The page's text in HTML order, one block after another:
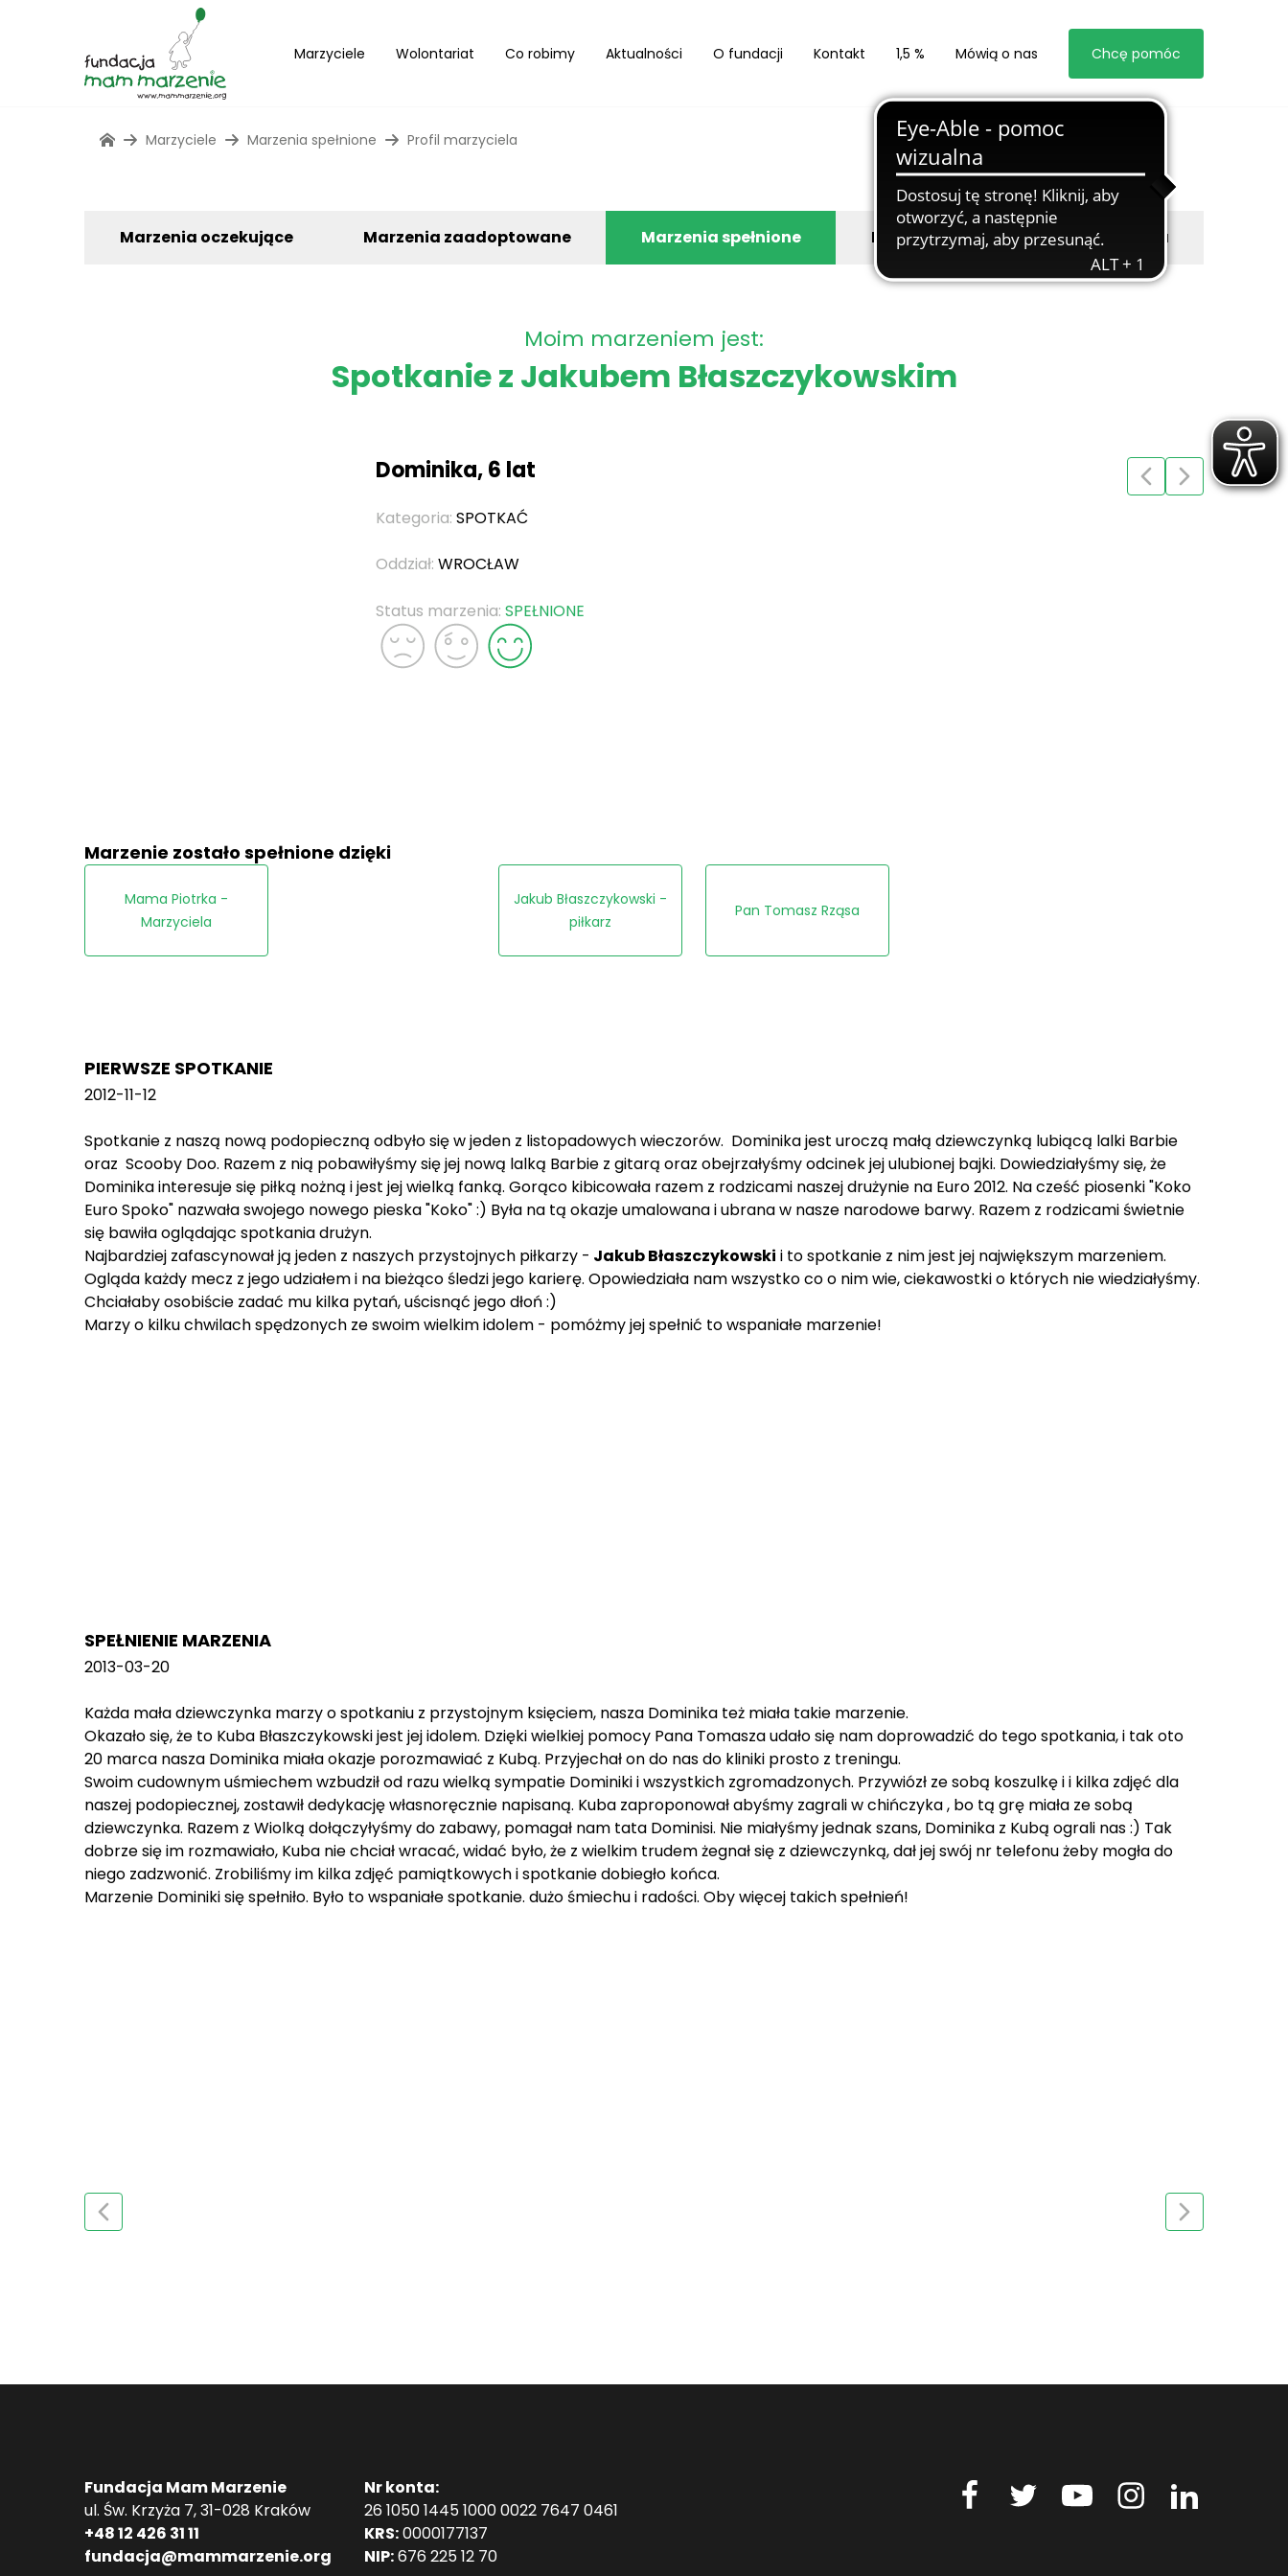
Marzyciele Wolontariat Co robimy Aktualności O fundacji Kontakt 1,5 % Mówią o nas Chcę pomóc
Marzyciele Marzenia spełnione Profil marzyciela
Marzenia oczekujące Marzenia zaadoptowane Marzenia spełnione Byli z nami Zgłoś marzyciela
Moim marzeniem jest:
Spotkanie z Jakubem Błaszczykowskim
Dominika, 6 lat
Kategoria: SPOTKAĆ
Oddział: WROCŁAW
Status marzenia: SPEŁNIONE
Marzenie zostało spełnione dzięki
Mama Piotrka -
Marzyciela
Jakub Błaszczykowski -
piłkarz
Pan Tomasz Rząsa
PIERWSZE SPOTKANIE
2012-11-12
Spotkanie z naszą nową podopieczną odbyło się w jeden z listopadowych wieczorów. Dominika jest uroczą małą dziewczynką lubiącą lalki Barbie
oraz Scooby Doo. Razem z nią pobawiłyśmy się jej nową lalką Barbie z gitarą oraz obejrzałyśmy odcinek jej ulubionej bajki. Dowiedziałyśmy się, że
Dominika interesuje się piłką nożną i jest jej wielką fanką. Gorąco kibicowała razem z rodzicami naszej drużynie na Euro 2012. Na cześć piosenki "Koko
Euro Spoko" nazwała swojego nowego pieska "Koko" :) Była na tą okazje umalowana i ubrana w nasze narodowe barwy. Razem z rodzicami świetnie
się bawiła oglądając spotkania drużyn.
Najbardziej zafascynował ją jeden z naszych przystojnych piłkarzy - Jakub Błaszczykowski i to spotkanie z nim jest jej największym marzeniem.
Ogląda każdy mecz z jego udziałem i na bieżąco śledzi jego karierę. Opowiedziała nam wszystko co o nim wie, ciekawostki o których nie wiedziałyśmy.
Chciałaby osobiście zadać mu kilka pytań, uścisnąć jego dłoń :)
Marzy o kilku chwilach spędzonych ze swoim wielkim idolem - pomóżmy jej spełnić to wspaniałe marzenie!
SPEŁNIENIE MARZENIA
2013-03-20
Każda mała dziewczynka marzy o spotkaniu z przystojnym księciem, nasza Dominika też miała takie marzenie.
Okazało się, że to Kuba Błaszczykowski jest jej idolem. Dzięki wielkiej pomocy Pana Tomasza udało się nam doprowadzić do tego spotkania, i tak oto
20 marca nasza Dominika miała okazje porozmawiać z Kubą. Przyjechał on do nas do kliniki prosto z treningu.
Swoim cudownym uśmiechem wzbudził od razu wielką sympatie Dominiki i wszystkich zgromadzonych. Przywiózł ze sobą koszulkę i i kilka zdjęć dla
naszej podopiecznej, zostawił dedykację własnoręcznie napisaną. Kuba zaproponował abyśmy zagrali w chińczyka , bo tą grę miała ze sobą
dziewczynka. Razem z Wiolką dołączyłyśmy do zabawy, pomagał nam tata Dominisi. Nie miałyśmy jednak szans, Dominika z Kubą ograli nas :) Tak
dobrze się im rozmawiało, Kuba nie chciał wracać, widać było, że z wielkim trudem żegnał się z dziewczynką, dał jej swój nr telefonu żeby mogła do
niego zadzwonić. Zrobiliśmy im kilka zdjęć pamiątkowych i spotkanie dobiegło końca.
Marzenie Dominiki się spełniło. Było to wspaniałe spotkanie. dużo śmiechu i radości. Oby więcej takich spełnień!
Fundacja Mam Marzenie
ul. Św. Krzyża 7, 31-028 Kraków
+48 12 426 31 11
fundacja@mammarzenie.org
Nr konta:
26 1050 1445 1000 0022 7647 0461
KRS:0000177137
NIP:676 225 12 70